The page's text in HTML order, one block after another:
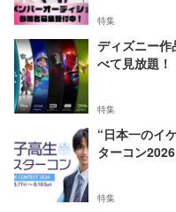
特集
ディズニー
べて見放題！
特集
“日本一のイ
ターコン
特集